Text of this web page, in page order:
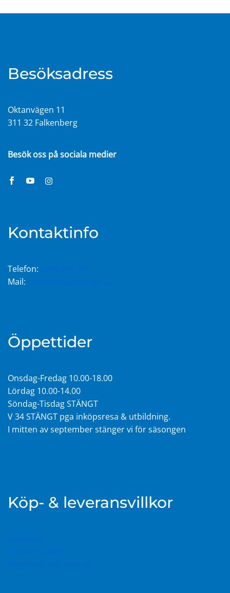
Besöksadress
Oktanvägen 11
311 32 Falkenberg
Besök oss på sociala medier
Kontaktinfo
Telefon:
Mail:
Öppettider
Onsdag-Fredag 10.00-18.00
Lördag 10.00-14.00
Söndag-Tisdag STÄNGT
V 34 STÄNGT pga inköpsresa & utbildning.
I mitten av september stänger vi för säsongen
Köp- & leveransvillkor